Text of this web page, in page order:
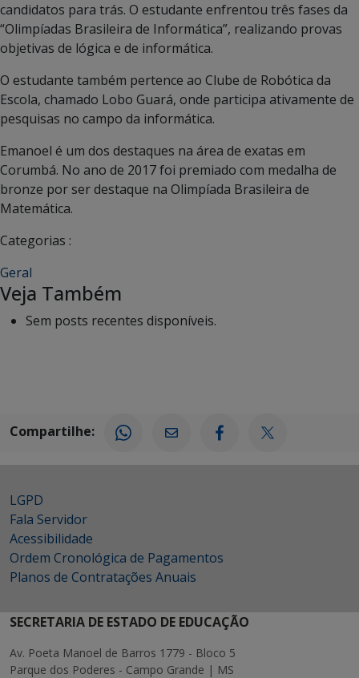
candidatos para trás. O estudante enfrentou três fases da
“Olimpíadas Brasileira de Informática”, realizando provas
objetivas de lógica e de informática.
O estudante também pertence ao Clube de Robótica da
Escola, chamado Lobo Guará, onde participa ativamente de
pesquisas no campo da informática.
Emanoel é um dos destaques na área de exatas em
Corumbá. No ano de 2017 foi premiado com medalha de
bronze por ser destaque na Olimpíada Brasileira de
Matemática.
Categorias :
Geral
Veja Também
Sem posts recentes disponíveis.
Compartilhe:
LGPD
Fala Servidor
Acessibilidade
Ordem Cronológica de Pagamentos
Planos de Contratações Anuais
SECRETARIA DE ESTADO DE EDUCAÇÃO
Av. Poeta Manoel de Barros 1779 - Bloco 5
Parque dos Poderes - Campo Grande | MS